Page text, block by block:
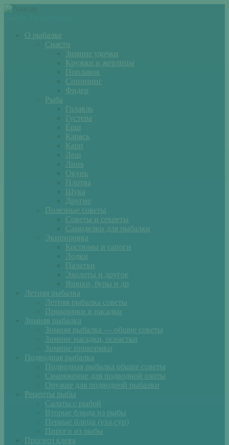
О рыбалке
Снасти
Зимние удочки
Кружки и жерлицы
Поплавок
Спиннинг
Фидер
Рыба
Голавль
Густера
Ёрш
Карась
Карп
Лещ
Линь
Окунь
Плотва
Щука
Другие
Полезные советы
Советы и секреты
Самоделки для рыбалки
Экипировка
Костюмы и сапоги
Лодки
Палатки
Эхолоты и другое
Ящики, буры и др
Летняя рыбалка
Летняя рыбалка советы
Прикормки и насадки
Зимняя рыбалка
Зимняя рыбалка — общие советы
Зимние насадки, оснастки
Зимние прикормки
Подводная рыбалка
Подводная рыбалка общие советы
Снаряжение для подводной охоты
Оружие для подводной рыбалки
Рецепты рыбы
Салаты с рыбой
Вторые блюда из рыбы
Первые блюда (уха,суп)
Пироги из рыбы
Прогноз клева